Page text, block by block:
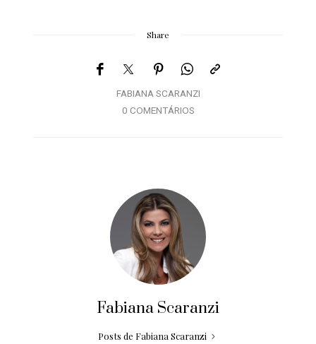
Share
FABIANA SCARANZI
0 COMENTÁRIOS
Fabiana Scaranzi
Posts de Fabiana Scaranzi